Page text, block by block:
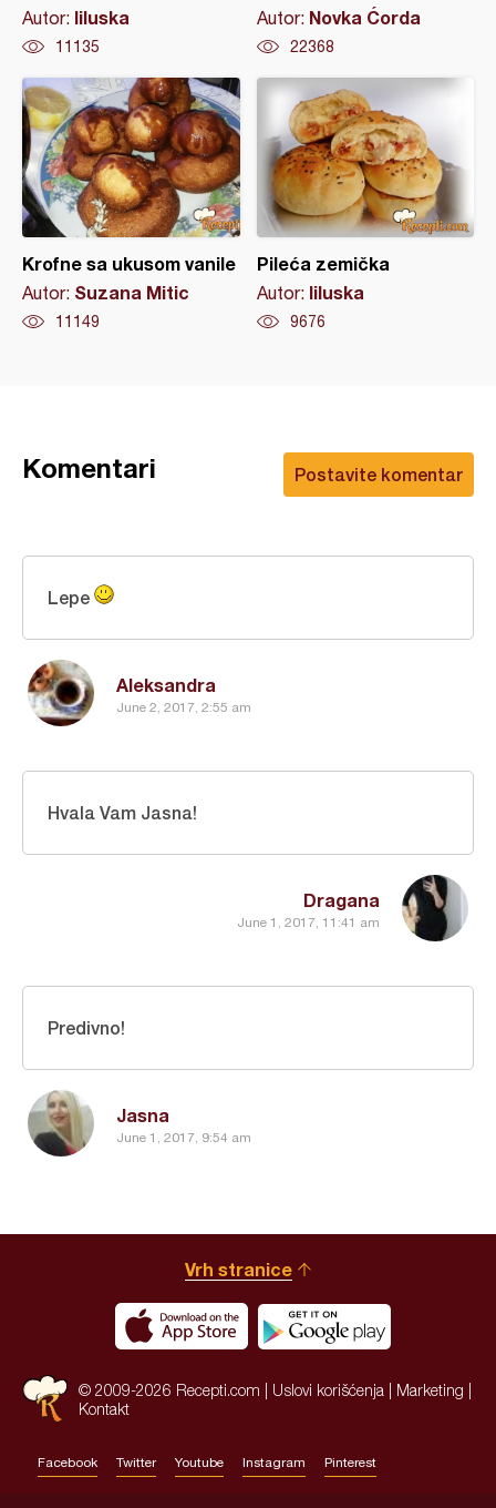
Autor: liluska
11135
Autor: Novka Ćorda
22368
Krofne sa ukusom vanile
Autor: Suzana Mitic
11149
Pileća zemička
Autor: liluska
9676
Postavite komentar
Komentari
Aleksandra
June 2, 2017, 2:55 am
Lepe
Dragana
June 1, 2017, 11:41 am
Hvala Vam Jasna!
Jasna
June 1, 2017, 9:54 am
Predivno!
Vrh stranice
© 2009-2026 Recepti.com | Uslovi korišćenja Marketing
Kontakt
Facebook Twitter Youtube Instagram Pinterest